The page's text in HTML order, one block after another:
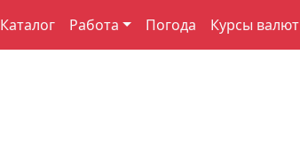
Каталог Работа Погода Курсы валют